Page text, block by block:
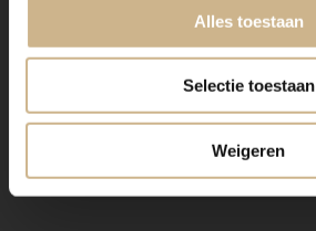
Alles toestaan
Selectie toestaan
Weigeren